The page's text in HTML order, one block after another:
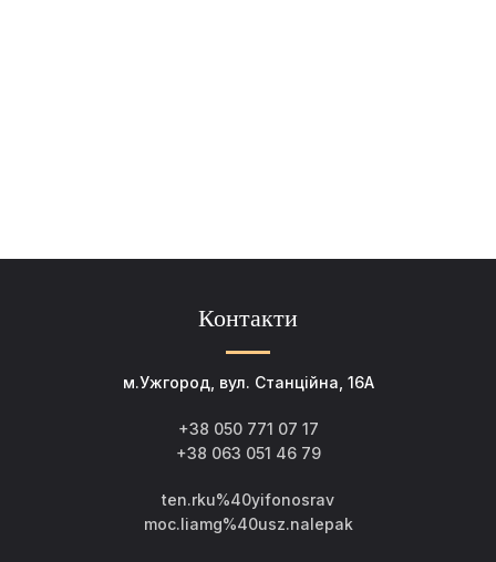
Контакти
м.Ужгород, вул. Станційна, 16А
+38 050 771 07 17
+38 063 051 46 79
ten.rku%40yifonosrav
moc.liamg%40usz.nalepak